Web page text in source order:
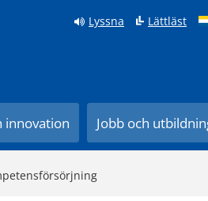
Lyssna Lättläst
innovation Jobb och